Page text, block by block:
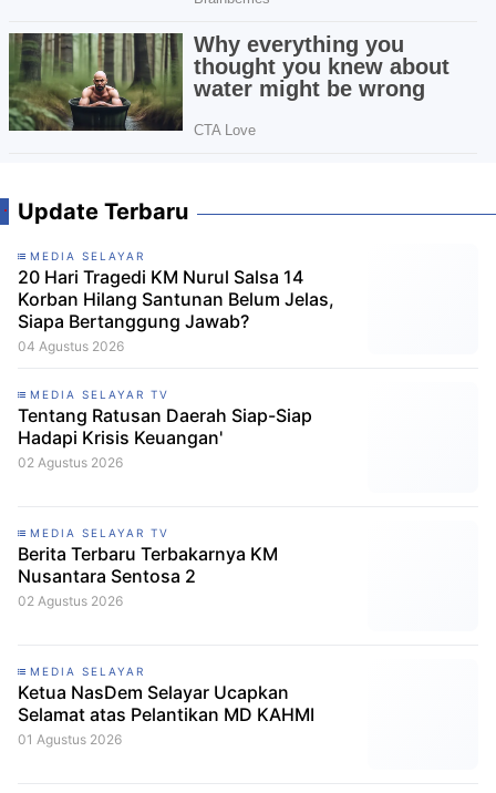
Update Terbaru
MEDIA SELAYAR
20 Hari Tragedi KM Nurul Salsa 14
Korban Hilang Santunan Belum Jelas,
Siapa Bertanggung Jawab?
04 Agustus 2026
MEDIA SELAYAR TV
Tentang Ratusan Daerah Siap-Siap
Hadapi Krisis Keuangan'
02 Agustus 2026
MEDIA SELAYAR TV
Berita Terbaru Terbakarnya KM
Nusantara Sentosa 2
02 Agustus 2026
MEDIA SELAYAR
Ketua NasDem Selayar Ucapkan
Selamat atas Pelantikan MD KAHMI
01 Agustus 2026